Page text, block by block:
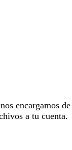
encargamos
a tu cuenta.